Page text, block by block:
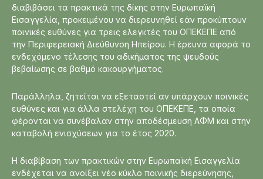
διαβιβάσει τα πρακτικά της δίκης στην Ευρωπαϊκή
Εισαγγελία, προκειμένου να διερευνηθεί εάν προκύπτουν
ποινικές ευθύνες για τρεις ελεγκτές του ΟΠΕΚΕΠΕ από
την Περιφερειακή Διεύθυνση Ηπείρου. Η έρευνα αφορά το
ενδεχόμενο τέλεσης του αδικήματος της ψευδούς
βεβαίωσης σε βαθμό κακουργήματος.
Παράλληλα, ζητείται να εξεταστεί αν υπάρχουν ποινικές
ευθύνες και για άλλα στελέχη του ΟΠΕΚΕΠΕ, τα οποία
φέρονται να συνέβαλαν στην αποδέσμευση ΑΦΜ και στην
καταβολή ενισχύσεων για το έτος 2020.
Η διαβίβαση των πρακτικών στην Ευρωπαϊκή Εισαγγελία
ενδέχεται να ανοίξει νέο κύκλο ποινικής διερεύνησης,